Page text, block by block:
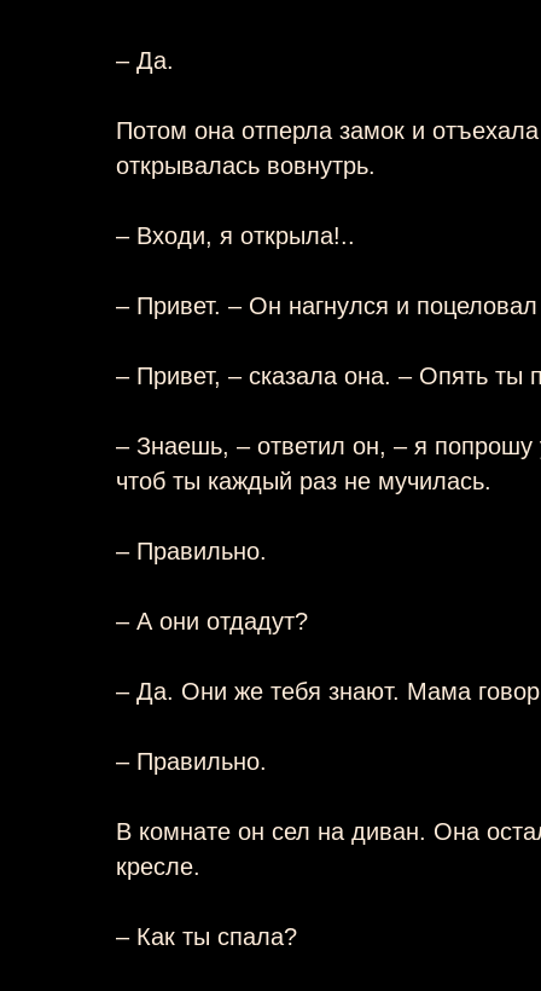
– Да.
Потом она отперла замок и
открывалась вовнутрь.
– Входи, я открыла!..
– Привет. – Он нагнулся и
– Привет, – сказала она. – Опять ты
– Знаешь, – ответил он, – я попрошу
чтоб ты каждый раз не мучилась.
– Правильно.
– А они отдадут?
– Да. Они же тебя знают. Мама
– Правильно.
В комнате он сел на диван. Она
кресле.
– Как ты спала?